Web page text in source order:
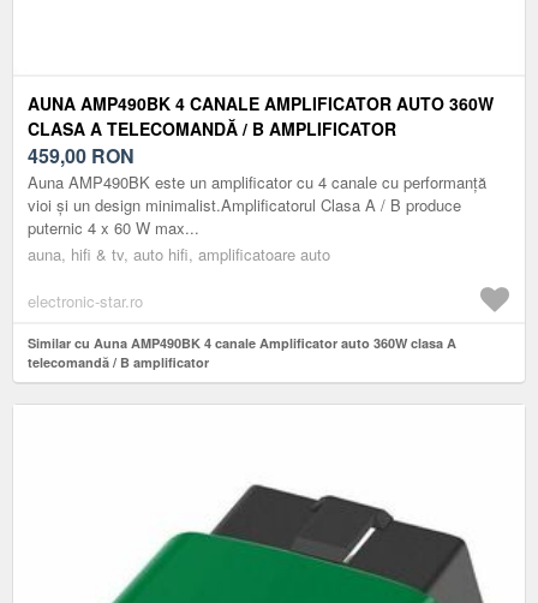
AUNA AMP490BK 4 CANALE AMPLIFICATOR AUTO 360W
CLASA A TELECOMANDĂ / B AMPLIFICATOR
459,00 RON
Auna AMP490BK este un amplificator cu 4 canale cu performanță
vioi și un design minimalist.Amplificatorul Clasa A / B produce
puternic 4 x 60 W max...
auna, hifi & tv, auto hifi, amplificatoare auto
electronic-star.ro
Similar cu Auna AMP490BK 4 canale Amplificator auto 360W clasa A
telecomandă / B amplificator